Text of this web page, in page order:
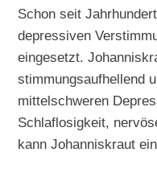
Schon seit
depressiven
eingesetzt.
stimmungsaufhellend
mittelschweren
Schlaflosigkeit,
kann Johanniskraut